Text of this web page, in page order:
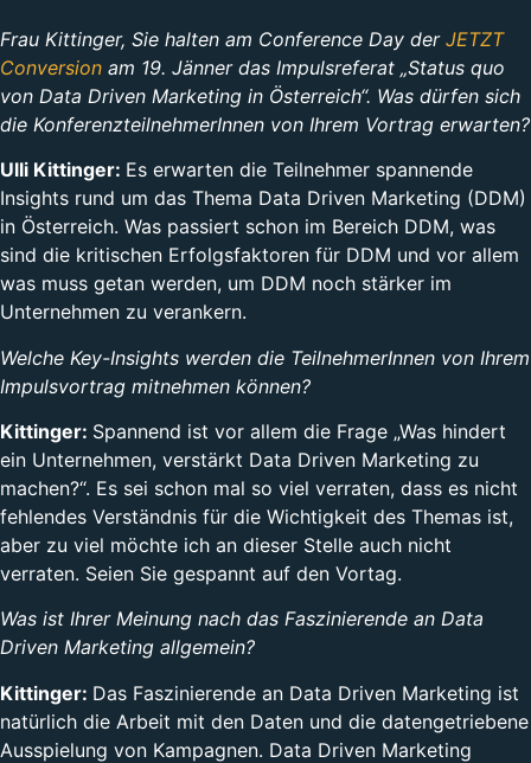
Frau Kittinger, Sie halten am Conference Day der JETZT
Conversion am 19. Jänner das Impulsreferat „Status quo
von Data Driven Marketing in Österreich“. Was dürfen sich
die KonferenzteilnehmerInnen von Ihrem Vortrag erwarten?
Ulli Kittinger: Es erwarten die Teilnehmer spannende
Insights rund um das Thema Data Driven Marketing (DDM)
in Österreich. Was passiert schon im Bereich DDM, was
sind die kritischen Erfolgsfaktoren für DDM und vor allem
was muss getan werden, um DDM noch stärker im
Unternehmen zu verankern.
Welche Key-Insights werden die TeilnehmerInnen von Ihrem
Impulsvortrag mitnehmen können?
Kittinger: Spannend ist vor allem die Frage „Was hindert
ein Unternehmen, verstärkt Data Driven Marketing zu
machen?“. Es sei schon mal so viel verraten, dass es nicht
fehlendes Verständnis für die Wichtigkeit des Themas ist,
aber zu viel möchte ich an dieser Stelle auch nicht
verraten. Seien Sie gespannt auf den Vortag.
Was ist Ihrer Meinung nach das Faszinierende an Data
Driven Marketing allgemein?
Kittinger: Das Faszinierende an Data Driven Marketing ist
natürlich die Arbeit mit den Daten und die datengetriebene
Ausspielung von Kampagnen. Data Driven Marketing